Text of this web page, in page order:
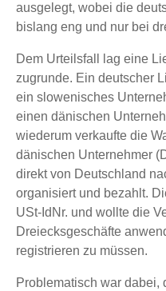
ausgelegt, wobei die
bislang eng und nur bei
Dem Urteilsfall lag eine
zugrunde. Ein deutscher
ein slowenisches
einen dänischen
wiederum verkaufte die
dänischen Unternehmer
direkt von Deutschland
organisiert und bezahlt.
USt-IdNr. und wollte die
Dreiecksgeschäfte
registrieren zu müssen.
Problematisch war dabei,